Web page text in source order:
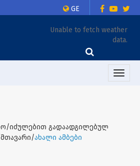
GE
Unable to fetch weather
data.
Toggle
იძულებით გადაადგილებულ
ახალი ამბები